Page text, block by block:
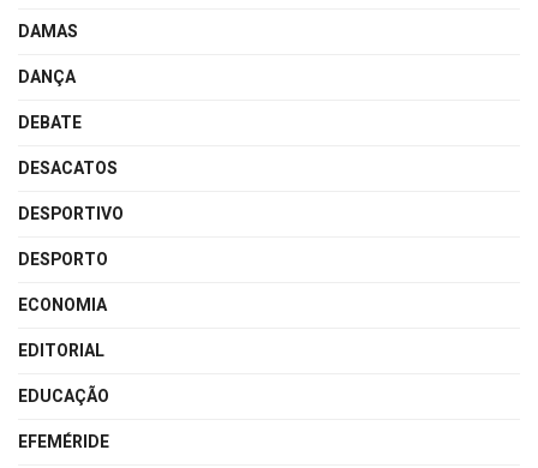
DAMAS
DANÇA
DEBATE
DESACATOS
DESPORTIVO
DESPORTO
ECONOMIA
EDITORIAL
EDUCAÇÃO
EFEMÉRIDE